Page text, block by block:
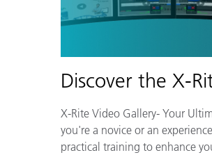
Discover the X-
X-Rite Video Gallery- Your
you're a novice or an
practical training to enhance